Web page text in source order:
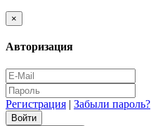
×
Авторизация
Регистрация | Забыли пароль?